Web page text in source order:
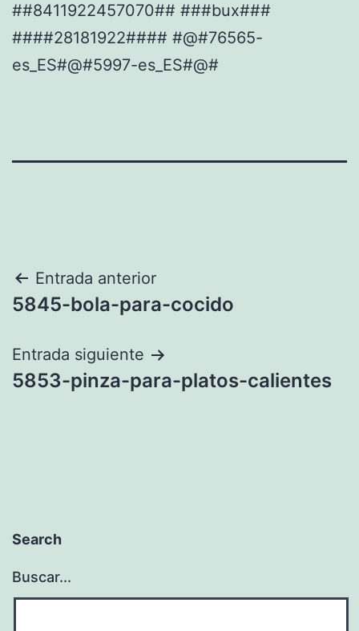
##8411922457070## ###bux###
####28181922#### #@#76565-
es_ES#@#5997-es_ES#@#
Navegación
de
entradas
Entrada anterior
5845-bola-para-cocido
Entrada siguiente
5853-pinza-para-platos-calientes
Search
Buscar...